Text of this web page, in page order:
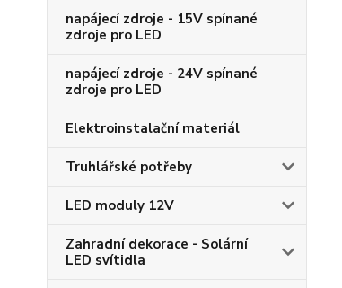
napájecí zdroje - 15V spínané
zdroje pro LED
napájecí zdroje - 24V spínané
zdroje pro LED
Elektroinstalační materiál
Truhlářské potřeby
LED moduly 12V
Zahradní dekorace - Solární
LED svítidla